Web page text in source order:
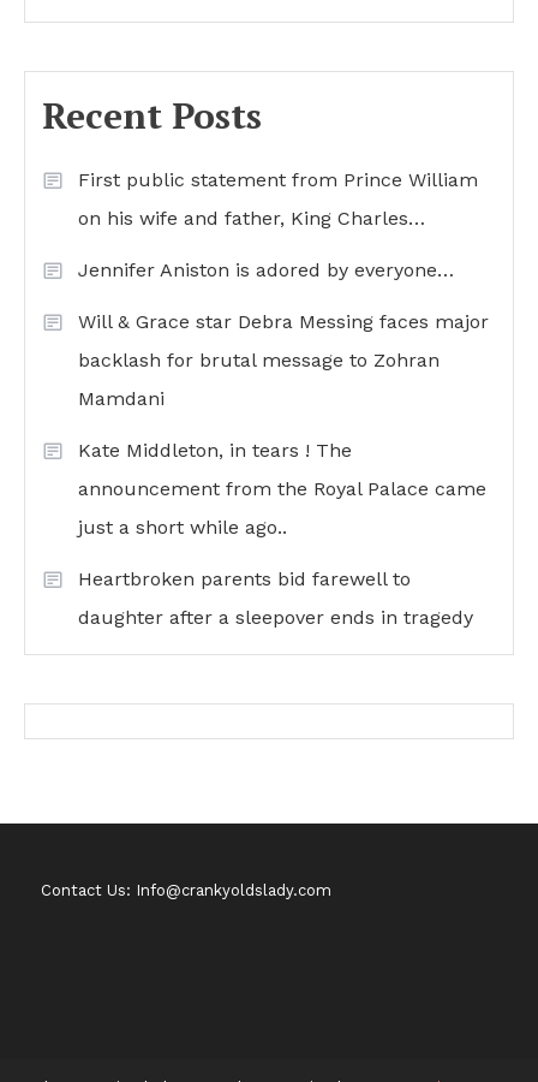
Recent Posts
First public statement from Prince William
on his wife and father, King Charles…
Jennifer Aniston is adored by everyone…
Will & Grace star Debra Messing faces major
backlash for brutal message to Zohran
Mamdani
Kate Middleton, in tears ! The
announcement from the Royal Palace came
just a short while ago..
Heartbroken parents bid farewell to
daughter after a sleepover ends in tragedy
Contact Us: Info@crankyoldslady.com